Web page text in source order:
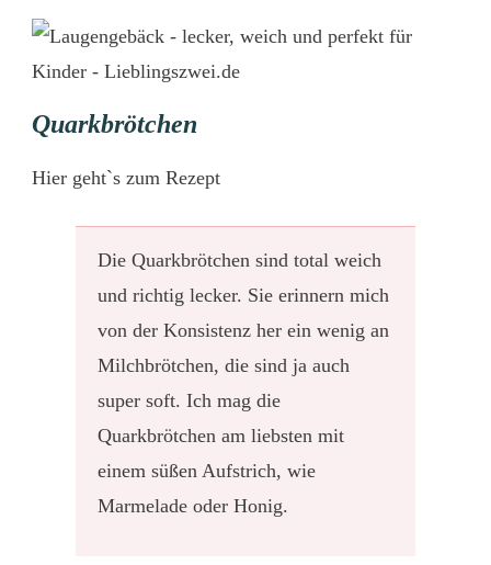
Quarkbrötchen
Hier geht`s zum Rezept
Die Quarkbrötchen sind total weich
und richtig lecker. Sie erinnern mich
von der Konsistenz her ein wenig an
Milchbrötchen, die sind ja auch
super soft. Ich mag die
Quarkbrötchen am liebsten mit
einem süßen Aufstrich, wie
Marmelade oder Honig.